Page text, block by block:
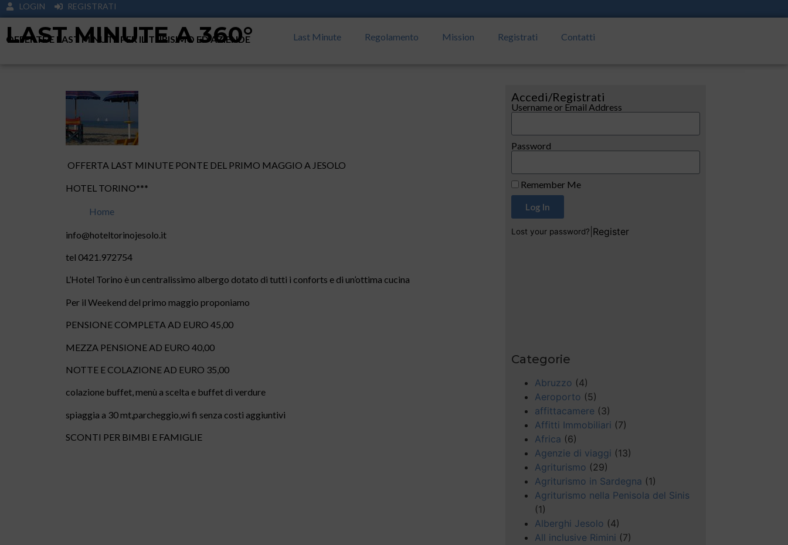
LOGIN REGISTRATI
LAST MINUTE A 360°
OFFERTE E LAST MINUTE PER IL TURISIMO ED AZIENDE Last Minute Regolamento Mission Registrati Contatti
OFFERTA LAST MINUTE PONTE DEL PRIMO MAGGIO A JESOLO
HOTEL TORINO***
Home
info@hoteltorinojesolo.it
tel 0421.972754
L’Hotel Torino è un centralissimo albergo dotato di tutti i conforts e di un’ottima cucina
Per il Weekend del primo maggio proponiamo
PENSIONE COMPLETA AD EURO 45,00
MEZZA PENSIONE AD EURO 40,00
NOTTE E COLAZIONE AD EURO 35,00
colazione buffet, menù a scelta e buffet di verdure
spiaggia a 30 mt,parcheggio,wi fi senza costi aggiuntivi
SCONTI PER BIMBI E FAMIGLIE
Accedi/Registrati
Username or Email Address
Password
Remember Me
Log In
Lost your password? Register
Categorie
Abruzzo (4)
Aeroporto (5)
affittacamere (3)
Affitti Immobiliari (7)
Africa (6)
Agenzie di viaggi (13)
Agriturismo (29)
Agriturismo in Sardegna (1)
Agriturismo nella Penisola del Sinis
(1)
Alberghi Jesolo (4)
All inclusive Rimini (7)